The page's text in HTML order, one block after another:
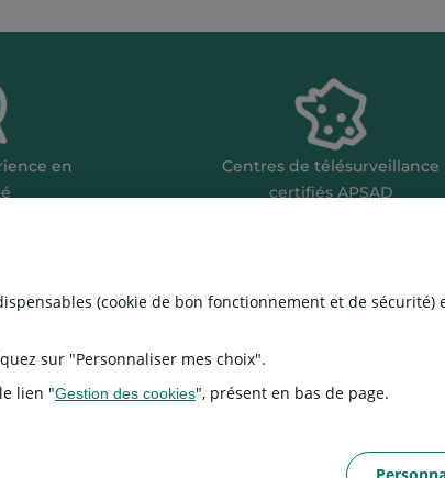
en
Centres de télésurveillance
certifiés APSAD
(cookie de bon fonctionnement et de sécurité)
sur "Personnaliser mes choix".
lien "Gestion des cookies", présent en bas de page.